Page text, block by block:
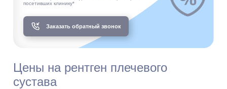
посетивших клинику*
Заказать обратный звонок
Цены на рентген плечевого
сустава